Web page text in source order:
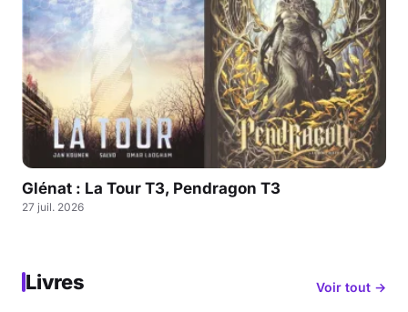
Glénat : La Tour T3, Pendragon T3
27 juil. 2026
Livres Voir tout →